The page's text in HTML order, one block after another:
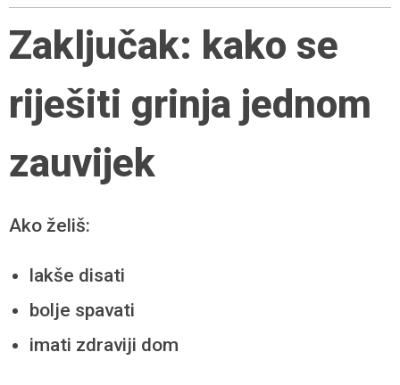
Zaključak: kako se
riješiti grinja jednom
zauvijek
Ako želiš:
lakše disati
bolje spavati
imati zdraviji dom